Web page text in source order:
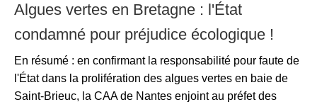
Algues vertes en Bretagne : l'État
condamné pour préjudice écologique !
En résumé : en confirmant la responsabilité pour faute de
l'État dans la prolifération des algues vertes en baie de
Saint-Brieuc, la CAA de Nantes enjoint au préfet des